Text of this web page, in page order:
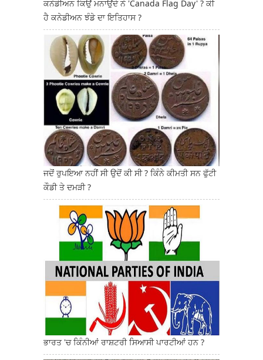
ਕਨੇਡੀਅਨ ਕਿਉਂ ਮਨਾਉਂਦੇ ਨੇ 'Canada Flag Day' ? ਕੀ
ਹੈ ਕਨੇਡੀਅਨ ਝੰਡੇ ਦਾ ਇਤਿਹਾਸ ?
ਜਦੋਂ ਰੁਪਇਆ ਨਹੀਂ ਸੀ ਉਦੋਂ ਕੀ ਸੀ ? ਕਿੰਨੇ ਕੀਮਤੀ ਸਨ ਫੁੱਟੀ
ਕੌਡੀ ਤੇ ਦਮੜੀ ?
ਭਾਰਤ 'ਚ ਕਿੰਨੀਆਂ ਰਾਸ਼ਟਰੀ ਸਿਆਸੀ ਪਾਰਟੀਆਂ ਹਨ ?